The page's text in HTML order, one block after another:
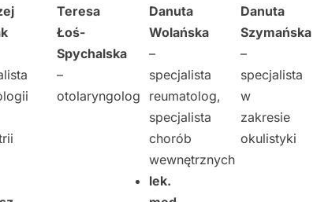
Teresa
Łoś-
Spychalska
–
otolaryngolog
Danuta
Wolańska
–
specjalista
reumatolog,
specjalista
chorób
wewnętrznych
lek.
Danuta
Szymańska
–
specjalista
w
zakresie
okulistyki